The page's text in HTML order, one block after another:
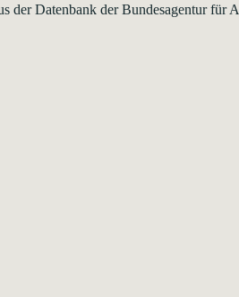
der Datenbank der Bundesagentur